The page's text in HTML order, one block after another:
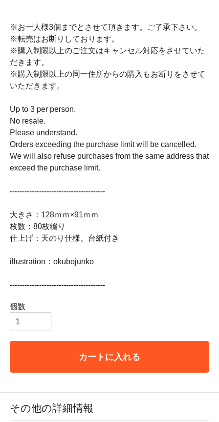
※お一人様3個までとさせて頂きます。ご了承下さい。
※転売はお断りしております。
※購入制限以上のご注文はキャンセル対応をさせていた
だきます。
※購入制限以上の同一住所からの購入もお断りをさせて
いただきます。
Up to 3 per person.
No resale.
Please understand.
Orders exceeding the purchase limit will be cancelled.
We will also refuse purchases from the same address that
exceed the purchase limit.
---------------------------------------
大きさ：128ｍｍ×91ｍｍ
枚数：80枚綴り
仕上げ：天のり仕様、台紙付き
illustration：okubojunko
---------------------------------------
個数
カートに入れる
その他の詳細情報